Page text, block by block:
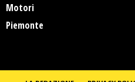
Motori
Piemonte